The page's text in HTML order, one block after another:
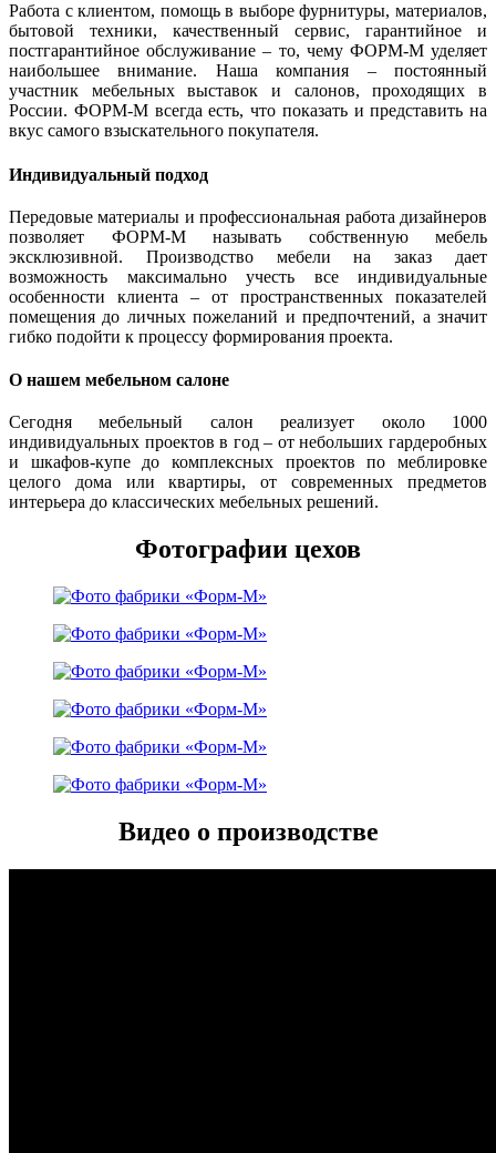
Работа с клиентом, помощь в выборе фурнитуры, материалов,
бытовой техники, качественный сервис, гарантийное и
постгарантийное обслуживание – то, чему ФОРМ-М уделяет
наибольшее внимание. Наша компания – постоянный
участник мебельных выставок и салонов, проходящих в
России. ФОРМ-М всегда есть, что показать и представить на
вкус самого взыскательного покупателя.
Индивидуальный подход
Передовые материалы и профессиональная работа дизайнеров
позволяет ФОРМ-М называть собственную мебель
эксклюзивной. Производство мебели на заказ дает
возможность максимально учесть все индивидуальные
особенности клиента – от пространственных показателей
помещения до личных пожеланий и предпочтений, а значит
гибко подойти к процессу формирования проекта.
О нашем мебельном салоне
Сегодня мебельный салон реализует около 1000
индивидуальных проектов в год – от небольших гардеробных
и шкафов-купе до комплексных проектов по меблировке
целого дома или квартиры, от современных предметов
интерьера до классических мебельных решений.
Фотографии цехов
Видео о производстве